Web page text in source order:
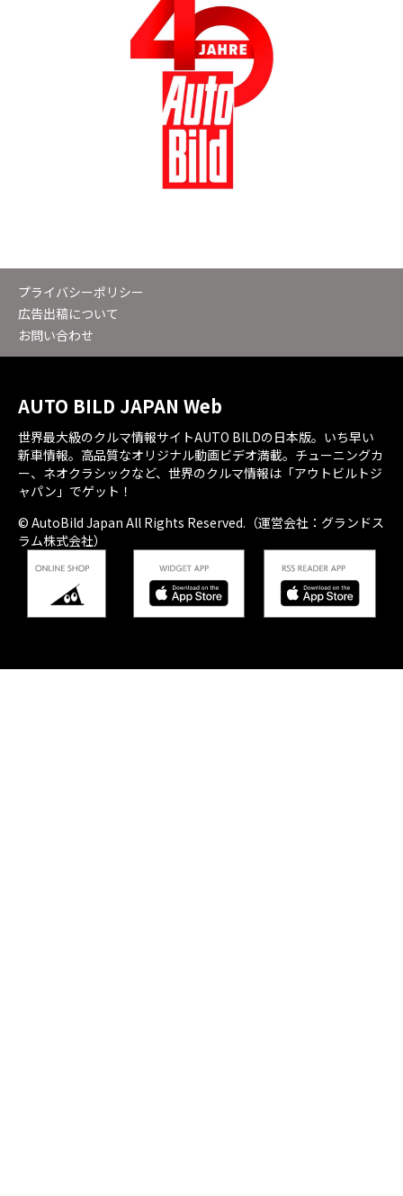
プライバシーポリシー
広告出稿について
お問い合わせ
AUTO BILD JAPAN Web
世界最大級のクルマ情報サイトAUTO BILDの日本版。いち早い
新車情報。高品質なオリジナル動画ビデオ満載。チューニングカ
ー、ネオクラシックなど、世界のクルマ情報は「アウトビルトジ
ャパン」でゲット！
© AutoBild Japan All Rights Reserved.（運営会社：グランドス
ラム株式会社）